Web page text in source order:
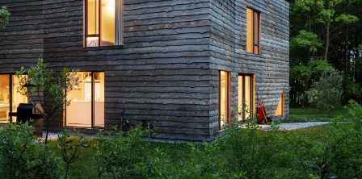
Maison En Ville
Méli-Mélo Suédois
Publi Reportage
Tendance
Interieurs Scandinaves
La Décoration Selon Votre Signe Astrologique
Les Trouvailles Déco Du Jour
Loft
Maison Appartement Écologique
Maison Container/container House
Maison D'hôtes
Maison Et Appartement Vintage
On Décode La Déco
Petite Surface
Piscine Question De Style
Renovation